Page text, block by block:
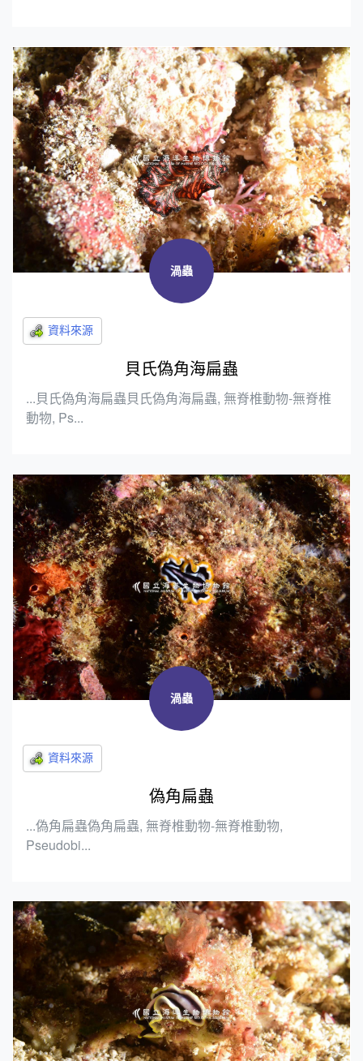
渦蟲
貝氏偽角海扁蟲
...貝氏偽角海扁蟲貝氏偽角海扁蟲, 無脊椎動物-無脊椎
動物, Ps...
渦蟲
偽角扁蟲
...偽角扁蟲偽角扁蟲, 無脊椎動物-無脊椎動物,
Pseudobi...